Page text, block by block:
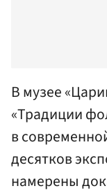
В музее
«Традиции
в
десятков
намерены